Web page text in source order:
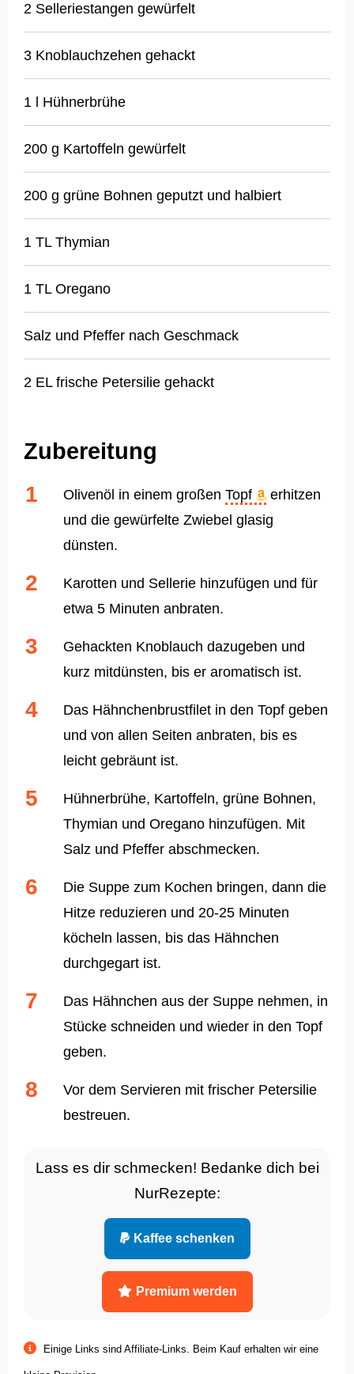
2 Selleriestangen gewürfelt
3 Knoblauchzehen gehackt
1 l Hühnerbrühe
200 g Kartoffeln gewürfelt
200 g grüne Bohnen geputzt und halbiert
1 TL Thymian
1 TL Oregano
Salz und Pfeffer nach Geschmack
2 EL frische Petersilie gehackt
Zubereitung
Olivenöl in einem großen Topf
erhitzen
und die gewürfelte Zwiebel glasig
dünsten.
Karotten und Sellerie hinzufügen und für
etwa 5 Minuten anbraten.
Gehackten Knoblauch dazugeben und
kurz mitdünsten, bis er aromatisch ist.
Das Hähnchenbrustfilet in den Topf geben
und von allen Seiten anbraten, bis es
leicht gebräunt ist.
Hühnerbrühe, Kartoffeln, grüne Bohnen,
Thymian und Oregano hinzufügen. Mit
Salz und Pfeffer abschmecken.
Die Suppe zum Kochen bringen, dann die
Hitze reduzieren und 20-25 Minuten
köcheln lassen, bis das Hähnchen
durchgegart ist.
Das Hähnchen aus der Suppe nehmen, in
Stücke schneiden und wieder in den Topf
geben.
Vor dem Servieren mit frischer Petersilie
bestreuen.
Lass es dir schmecken! Bedanke dich bei
NurRezepte:
Kaffee schenken
Premium werden
Einige Links sind Affiliate-Links. Beim Kauf erhalten wir eine